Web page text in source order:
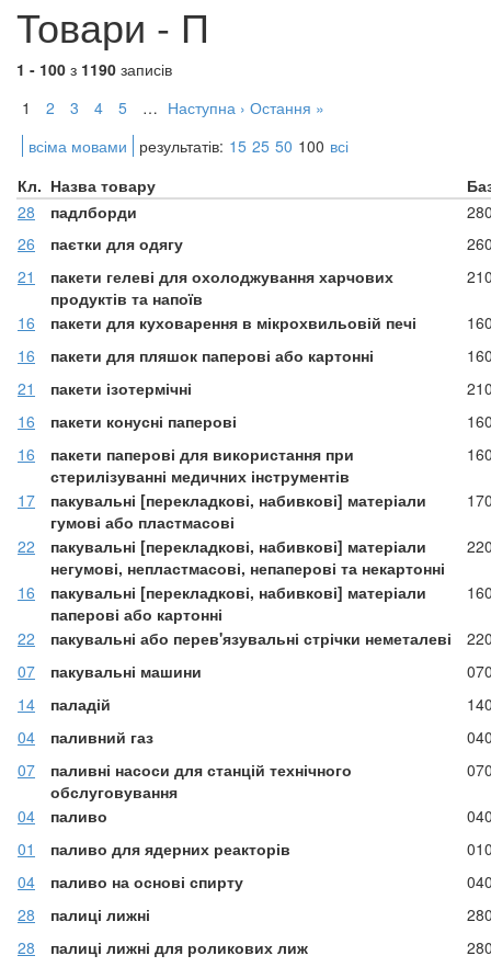
Товари - П
1 - 100 з 1190 записів
1
2 3 4 5 … Наступна › Остання »
всіма мовами
результатів: 15 25 50 100 всі
Кл. Назва товару
28
падлборди
26
паєтки для одягу
21
пакети гелеві для охолоджування харчових
продуктів та напоїв
16 пакети для куховарення в мікрохвильовій печі
16
пакети для пляшок паперові або картонні
21
пакети ізотермічні
16
пакети конусні паперові
16
пакети паперові для використання при
стерилізуванні медичних інструментів
17
пакувальні [перекладкові, набивкові] матеріали
гумові або пластмасові
22
пакувальні [перекладкові, набивкові] матеріали
негумові, непластмасові, непаперові та некартонні
16
пакувальні [перекладкові, набивкові] матеріали
паперові або картонні
22 пакувальні або перев'язувальні стрічки неметалеві
07
пакувальні машини
14
паладій
04
паливний газ
07
паливні насоси для станцій технічного
обслуговування
04 паливо
01
паливо для ядерних реакторів
04
паливо на основі спирту
28
палиці лижні
28
палиці лижні для роликових лиж